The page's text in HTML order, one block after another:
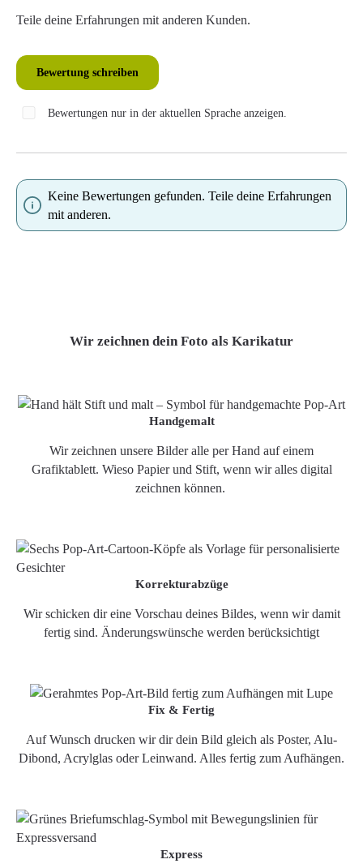
Teile deine Erfahrungen mit anderen Kunden.
Bewertung schreiben
Bewertungen nur in der aktuellen Sprache anzeigen.
Keine Bewertungen gefunden. Teile deine Erfahrungen
mit anderen.
Wir zeichnen dein Foto als Karikatur
Handgemalt
Wir zeichnen unsere Bilder alle per Hand auf einem
Grafiktablett. Wieso Papier und Stift, wenn wir alles digital
zeichnen können.
Korrekturabzüge
Wir schicken dir eine Vorschau deines Bildes, wenn wir damit
fertig sind. Änderungswünsche werden berücksichtigt
Fix & Fertig
Auf Wunsch drucken wir dir dein Bild gleich als Poster, Alu-
Dibond, Acrylglas oder Leinwand. Alles fertig zum Aufhängen.
Express